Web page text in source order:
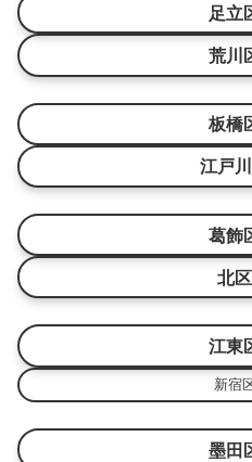
足立
荒川
板橋
江戸
葛飾
北区
江東
新宿
墨田